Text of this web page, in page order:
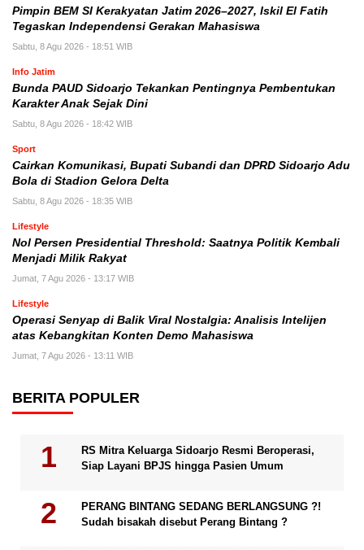
Pimpin BEM SI Kerakyatan Jatim 2026–2027, Iskil El Fatih
Tegaskan Independensi Gerakan Mahasiswa
Sabtu, 8 Agu 2026 - 18:51 WIB
Info Jatim
Bunda PAUD Sidoarjo Tekankan Pentingnya Pembentukan
Karakter Anak Sejak Dini
Sabtu, 8 Agu 2026 - 18:42 WIB
Sport
Cairkan Komunikasi, Bupati Subandi dan DPRD Sidoarjo Adu
Bola di Stadion Gelora Delta
Sabtu, 8 Agu 2026 - 18:35 WIB
Lifestyle
Nol Persen Presidential Threshold: Saatnya Politik Kembali
Menjadi Milik Rakyat
Jumat, 7 Agu 2026 - 13:17 WIB
Lifestyle
Operasi Senyap di Balik Viral Nostalgia: Analisis Intelijen
atas Kebangkitan Konten Demo Mahasiswa
Jumat, 7 Agu 2026 - 13:11 WIB
BERITA POPULER
RS Mitra Keluarga Sidoarjo Resmi Beroperasi,
Siap Layani BPJS hingga Pasien Umum
PERANG BINTANG SEDANG BERLANGSUNG ?!
Sudah bisakah disebut Perang Bintang ?